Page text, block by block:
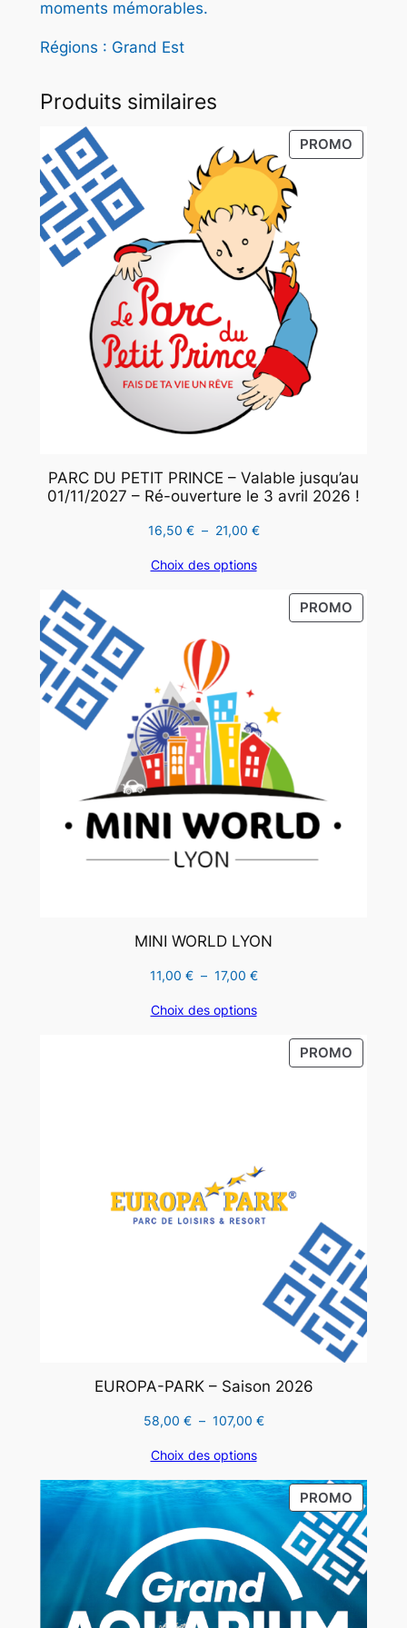
moments mémorables.
Régions : Grand Est
Produits similaires
PROMO
EN
PARC DU PETIT PRINCE – Valable jusqu’au
01/11/2027 – Ré-ouverture le 3 avril 2026 !
16,50 € – 21,00 €Plage
Choix des options
PROMO
EN
MINI WORLD LYON
11,00 € – 17,00 €Plage
prix :
Choix des options
PROMO
EN
EUROPA-PARK – Saison 2026
58,00 € – 107,00 €Plage
58,00 €
à
107,00 €
Choix des options
PROMO
EN